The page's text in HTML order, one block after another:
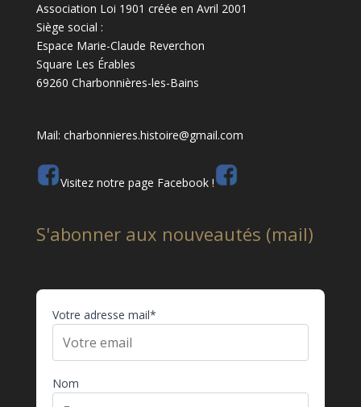
Association Loi 1901 créée en Avril 2001
Siège social :
Espace Marie-Claude Reverchon
Square Les Érables
69260 Charbonnières-les-Bains
Mail: charbonnieres.histoire@gmail.com
Visitez notre page Facebook !
S'abonner aux nouveautés (mail)
Votre adresse mail*
Nom